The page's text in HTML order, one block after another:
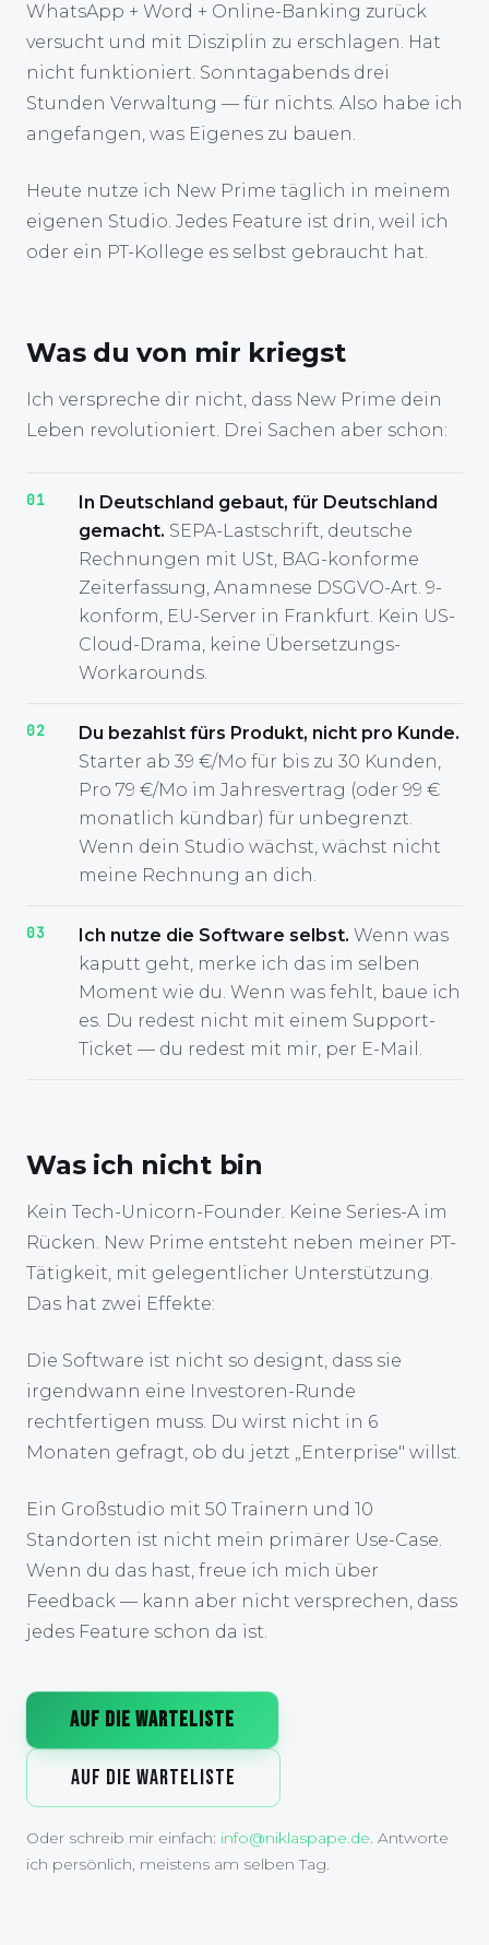
WhatsApp + Word + Online-Banking zurück
versucht und mit Disziplin zu erschlagen. Hat
nicht funktioniert. Sonntagabends drei
Stunden Verwaltung — für nichts. Also habe ich
angefangen, was Eigenes zu bauen.
Heute nutze ich New Prime täglich in meinem
eigenen Studio. Jedes Feature ist drin, weil ich
oder ein PT-Kollege es selbst gebraucht hat.
Was du von mir kriegst
Ich verspreche dir nicht, dass New Prime dein
Leben revolutioniert. Drei Sachen aber schon:
In Deutschland gebaut, für Deutschland
gemacht. SEPA-Lastschrift, deutsche
Rechnungen mit USt, BAG-konforme
Zeiterfassung, Anamnese DSGVO-Art. 9-
konform, EU-Server in Frankfurt. Kein US-
Cloud-Drama, keine Übersetzungs-
Workarounds.
Du bezahlst fürs Produkt, nicht pro Kunde.
Starter ab 39 €/Mo für bis zu 30 Kunden,
Pro 79 €/Mo im Jahresvertrag (oder 99 €
monatlich kündbar) für unbegrenzt.
Wenn dein Studio wächst, wächst nicht
meine Rechnung an dich.
Ich nutze die Software selbst. Wenn was
kaputt geht, merke ich das im selben
Moment wie du. Wenn was fehlt, baue ich
es. Du redest nicht mit einem Support-
Ticket — du redest mit mir, per E-Mail.
Was ich nicht bin
Kein Tech-Unicorn-Founder. Keine Series-A im
Rücken. New Prime entsteht neben meiner PT-
Tätigkeit, mit gelegentlicher Unterstützung.
Das hat zwei Effekte:
Die Software ist nicht so designt, dass sie
irgendwann eine Investoren-Runde
rechtfertigen muss. Du wirst nicht in 6
Monaten gefragt, ob du jetzt „Enterprise" willst.
Ein Großstudio mit 50 Trainern und 10
Standorten ist nicht mein primärer Use-Case.
Wenn du das hast, freue ich mich über
Feedback — kann aber nicht versprechen, dass
jedes Feature schon da ist.
AUF DIE WARTELISTE
AUF DIE WARTELISTE
Oder schreib mir einfach: info@niklaspape.de. Antworte
ich persönlich, meistens am selben Tag.